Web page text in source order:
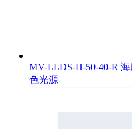
MV-LLDS-H-50-40-R
色光源